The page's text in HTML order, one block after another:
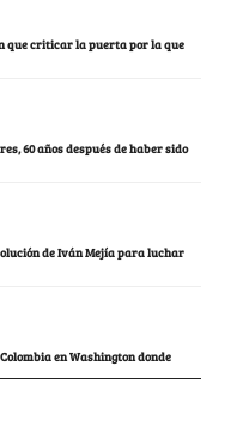
que criticar la puerta por la que
60 años después de haber sido
de Iván Mejía para luchar
en Washington donde